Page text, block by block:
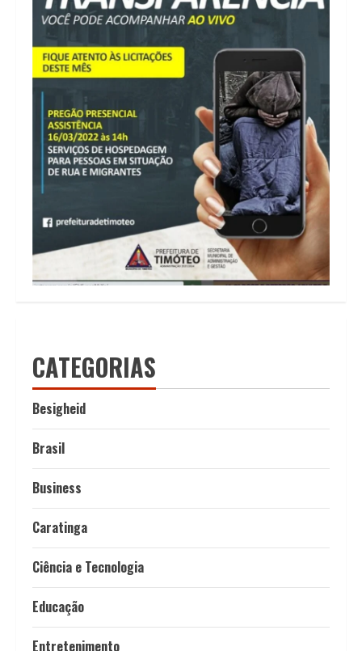
CATEGORIAS
Besigheid
Brasil
Business
Caratinga
Ciência e Tecnologia
Educação
Entretenimento